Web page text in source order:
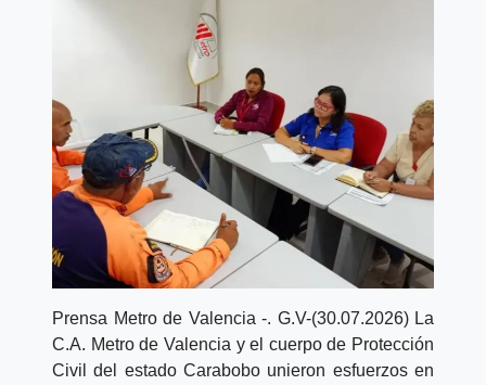
Prensa Metro de Valencia -. G.V-(30.07.2026) La
C.A. Metro de Valencia y el cuerpo de Protección
Civil del estado Carabobo unieron esfuerzos en